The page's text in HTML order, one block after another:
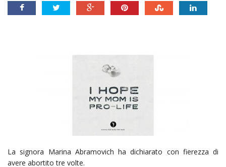
La signora Marina Abramovich ha dichiarato con fierezza di
avere abortito tre volte.